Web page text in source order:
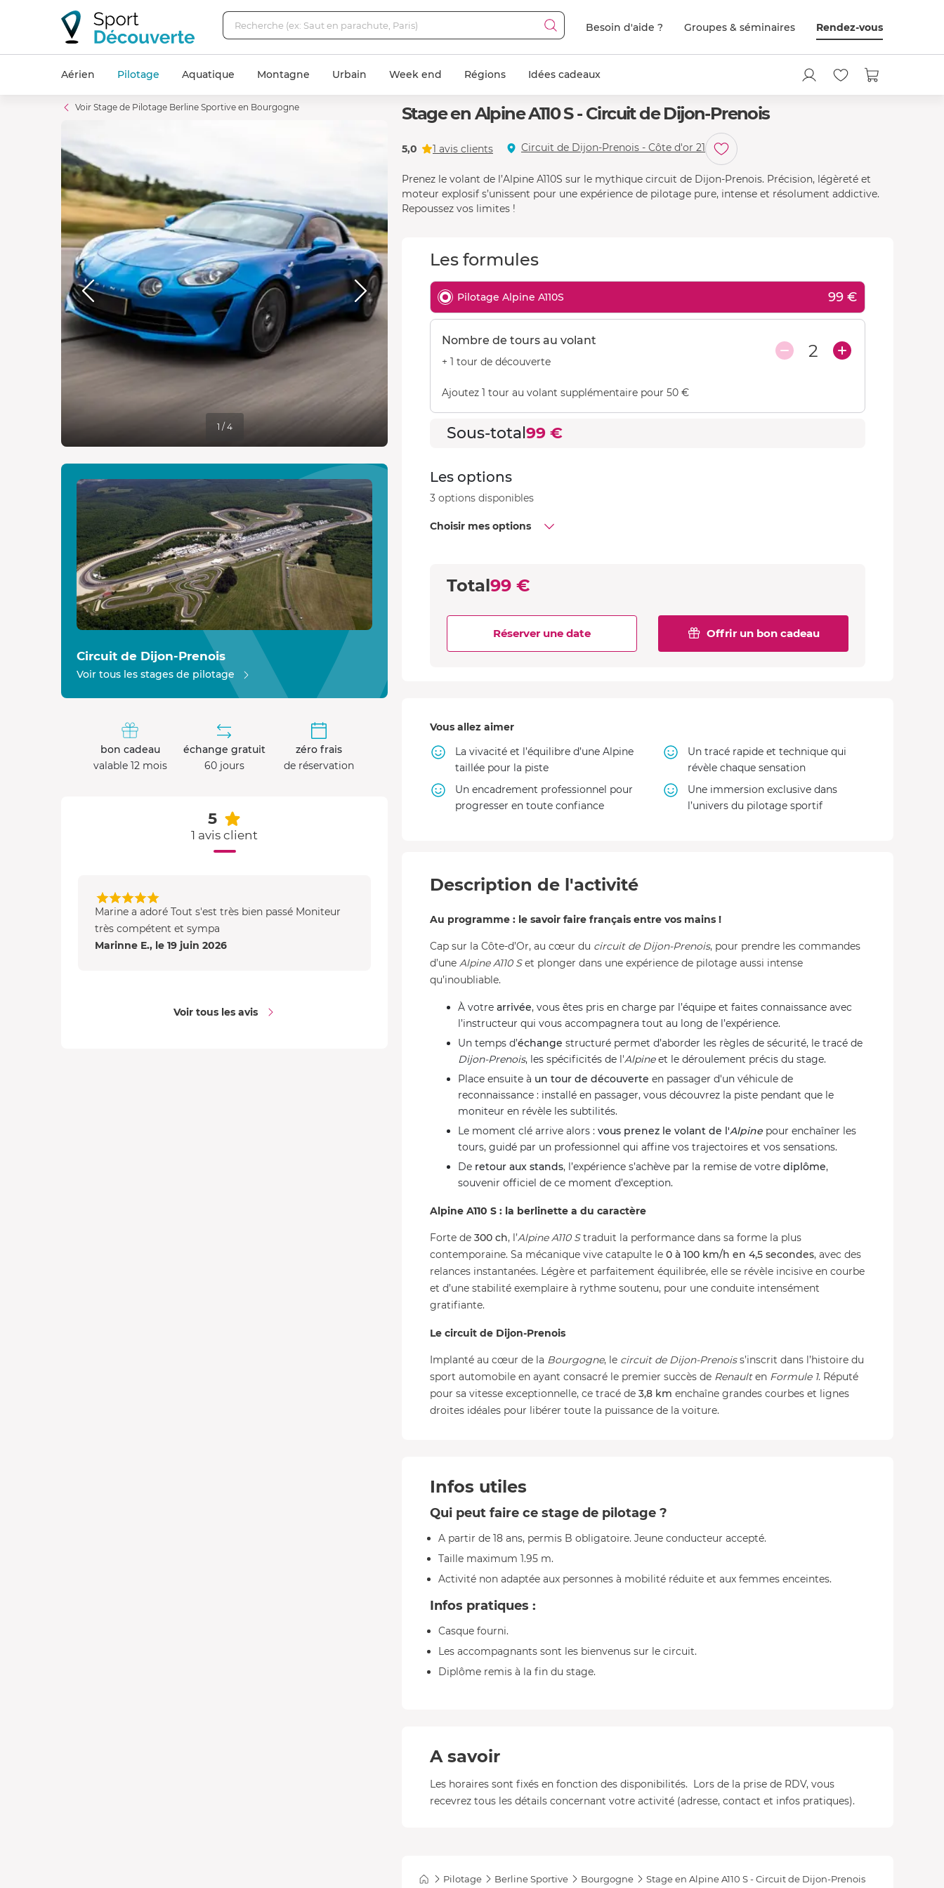
Besoin d'aide ? Groupes & séminaires Rendez-vous
Aérien Pilotage Aquatique Montagne Urbain Week end Régions Idées cadeaux
Stage en Alpine A110 S - Circuit de Dijon-Prenois
5,0 1 avis clients Circuit de Dijon-Prenois - Côte d'or 21
Prenez le volant de l’Alpine A110S sur le mythique circuit de Dijon-Prenois. Précision, légèreté et
moteur explosif s’unissent pour une expérience de pilotage pure, intense et résolument addictive.
Repoussez vos limites !
Les formules
Pilotage Alpine A110S 99 €
Nombre de tours au volant
+ 1 tour de découverte
2
Ajoutez 1 tour au volant supplémentaire pour 50 €
Sous-total 99 €
Les options
3 options disponibles
Choisir mes options
Total99 €
Offrir un bon cadeau
Réserver une date
Vous allez aimer
La vivacité et l’équilibre d’une Alpine
taillée pour la piste
Un tracé rapide et technique qui
révèle chaque sensation
Un encadrement professionnel pour
progresser en toute confiance
Une immersion exclusive dans
l’univers du pilotage sportif
Description de l'activité
Au programme : le savoir faire français entre vos mains !
Cap sur la Côte-d’Or, au cœur du circuit de Dijon-Prenois, pour prendre les commandes
d’une Alpine A110 Set plonger dans une expérience de pilotage aussi intense
qu’inoubliable.
À votre arrivée, vous êtes pris en charge par l’équipe et faites connaissance avec
l’instructeur qui vous accompagnera tout au long de l’expérience.
Un temps d’échange structuré permet d’aborder les règles de sécurité, le tracé de
Dijon-Prenois, les spécificités de l'Alpineet le déroulement précis du stage.
Place ensuite à un tour de découverte en passager d'un véhicule de
reconnaissance : installé en passager, vous découvrez la piste pendant que le
moniteur en révèle les subtilités.
Le moment clé arrive alors : vous prenez le volant de l'Alpine pour enchaîner les
tours, guidé par un professionnel qui affine vos trajectoires et vos sensations.
De retour aux stands, l’expérience s’achève par la remise de votre diplôme,
souvenir officiel de ce moment d’exception.
Alpine A110 S : la berlinette a du caractère
Forte de 300 ch, l’Alpine A110 Straduit la performance dans sa forme la plus
contemporaine. Sa mécanique vive catapulte le 0 à 100 km/h en 4,5 secondes, avec des
relances instantanées. Légère et parfaitement équilibrée, elle se révèle incisive en courbe
et d’une stabilité exemplaire à rythme soutenu, pour une conduite intensément
gratifiante.
Le circuit de Dijon-Prenois
Implanté au cœur de la Bourgogne, le circuit de Dijon-Prenoiss’inscrit dans l’histoire du
sport automobile en ayant consacré le premier succès de Renaulten Formule 1. Réputé
pour sa vitesse exceptionnelle, ce tracé de 3,8 km enchaîne grandes courbes et lignes
droites idéales pour libérer toute la puissance de la voiture.
Infos utiles
Qui peut faire ce stage de pilotage ?
A partir de 18 ans, permis B obligatoire. Jeune conducteur accepté.
Taille maximum 1.95 m.
Activité non adaptée aux personnes à mobilité réduite et aux femmes enceintes.
Infos pratiques :
Casque fourni.
Les accompagnants sont les bienvenus sur le circuit.
Diplôme remis à la fin du stage.
A savoir
Les horaires sont fixés en fonction des disponibilités. Lors de la prise de RDV, vous
recevrez tous les détails concernant votre activité (adresse, contact et infos pratiques).
Pilotage Berline Sportive Bourgogne Stage en Alpine A110 S - Circuit de Dijon-Prenois
Voir Stage de Pilotage Berline Sportive en Bourgogne
1 / 4
Circuit de Dijon-Prenois
Voir tous les stages de pilotage
bon cadeau
valable 12 mois
échange gratuit
60 jours
zéro frais
de réservation
5
1 avis client
Marine a adoré Tout s'est très bien passé Moniteur
très compétent et sympa
Marinne E., le 19 juin 2026
Voir tous les avis